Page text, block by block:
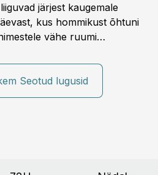
järjest kaugemale
kus hommikust õhtuni
vähe ruumi
ettevõtted üha enam paikasid,
inimesed töörežiimist välja
rahulikumaks ja
Seotud lugusid